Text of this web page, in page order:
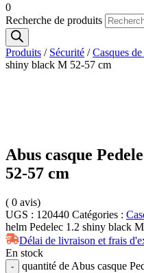
0
Recherche de produits
Produits / Sécurité /Casques
shiny black M 52-57 cm
Abus casque
52-57 cm
( 0 avis)
UGS : 120440 Catégories :
helm Pedelec 1.2 shiny black
Délai de livraison et frais
En stock
- quantité de Abus casque